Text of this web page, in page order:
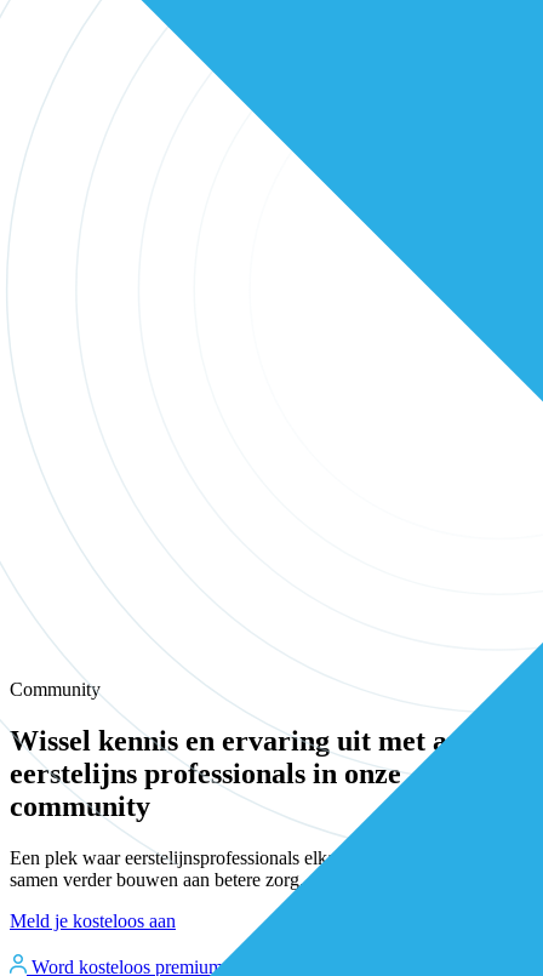
Community
Wissel kennis en ervaring uit met andere
eerstelijns professionals in onze
community
Een plek waar eerstelijnsprofessionals elkaar vinden, versterken en
samen verder bouwen aan betere zorg.
Meld je kosteloos aan
Word kosteloos premium member